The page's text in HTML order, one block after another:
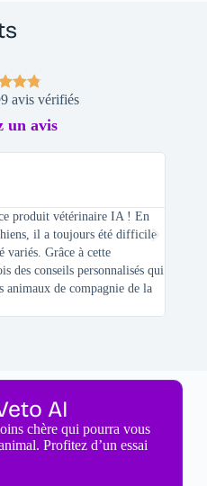
avis vérifiés
un avis
produit vétérinaire IA ! En
il a toujours été difficile
variés. Grâce à cette
des conseils personnalisés qui
animaux de compagnie de la
AI
chère qui pourra vous
Profitez d’un essai